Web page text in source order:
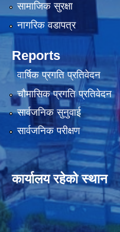
सामाजिक सुरक्षा
नागरिक वडापत्र
Reports
वार्षिक प्रगति प्रतिवेदन
चौमासिक प्रगति प्रतिवेदन
सार्वजनिक सुनुवाई
सार्वजनिक परीक्षण
कार्यालय रहेको स्थान